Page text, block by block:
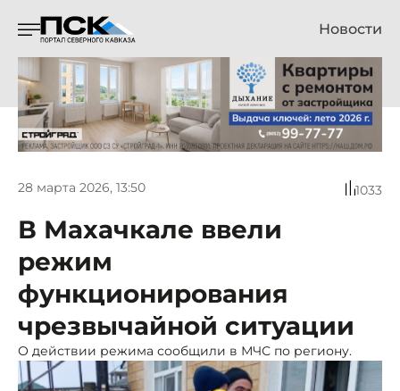
Новости
28 марта 2026, 13:50 1033
В Махачкале ввели
режим
функционирования
чрезвычайной ситуации
О действии режима сообщили в МЧС по региону.